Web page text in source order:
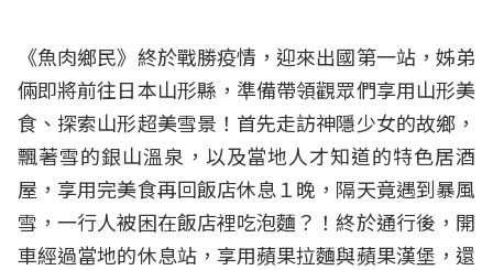
《魚肉鄉民》終於戰勝疫情，迎來出國第一站，姊弟
倆即將前往日本山形縣，準備帶領觀眾們享用山形美
食、探索山形超美雪景！首先走訪神隱少女的故鄉，
飄著雪的銀山溫泉，以及當地人才知道的特色居酒
屋，享用完美食再回飯店休息１晚，隔天竟遇到暴風
雪，一行人被困在飯店裡吃泡麵？！終於通行後，開
車經過當地的休息站，享用蘋果拉麵與蘋果漢堡，還